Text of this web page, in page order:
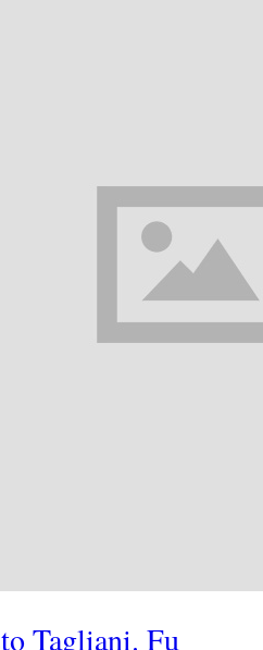
Tagliani. Fu